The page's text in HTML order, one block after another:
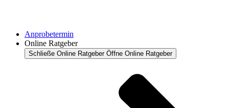
Anprobetermin
Online Ratgeber
Schließe Online Ratgeber Öffne Online Ratgeber